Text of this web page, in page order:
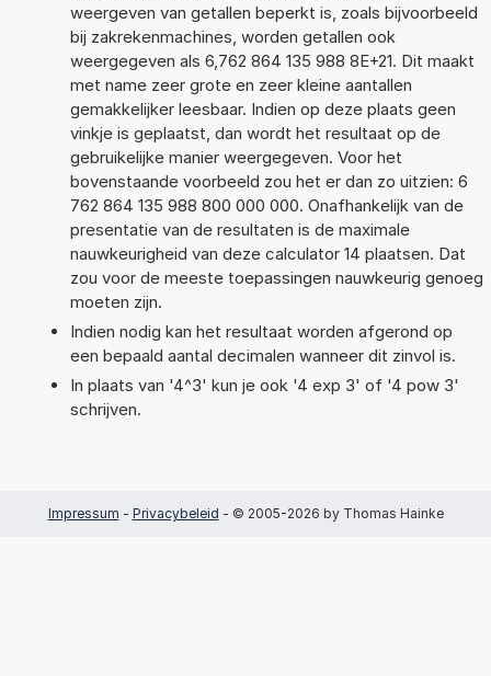
weergeven van getallen beperkt is, zoals bijvoorbeeld
bij zakrekenmachines, worden getallen ook
weergegeven als 6,762 864 135 988 8E+21. Dit maakt
met name zeer grote en zeer kleine aantallen
gemakkelijker leesbaar. Indien op deze plaats geen
vinkje is geplaatst, dan wordt het resultaat op de
gebruikelijke manier weergegeven. Voor het
bovenstaande voorbeeld zou het er dan zo uitzien: 6
762 864 135 988 800 000 000. Onafhankelijk van de
presentatie van de resultaten is de maximale
nauwkeurigheid van deze calculator 14 plaatsen. Dat
zou voor de meeste toepassingen nauwkeurig genoeg
moeten zijn.
Indien nodig kan het resultaat worden afgerond op
een bepaald aantal decimalen wanneer dit zinvol is.
In plaats van '4^3' kun je ook '4 exp 3' of '4 pow 3'
schrijven.
Impressum - Privacybeleid - © 2005-2026 by Thomas Hainke